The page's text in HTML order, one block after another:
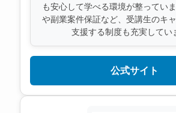
も安心して学べる環境が整ってい
や副業案件保証など、受講生のキ
支援する制度も充実してい
公式サイト